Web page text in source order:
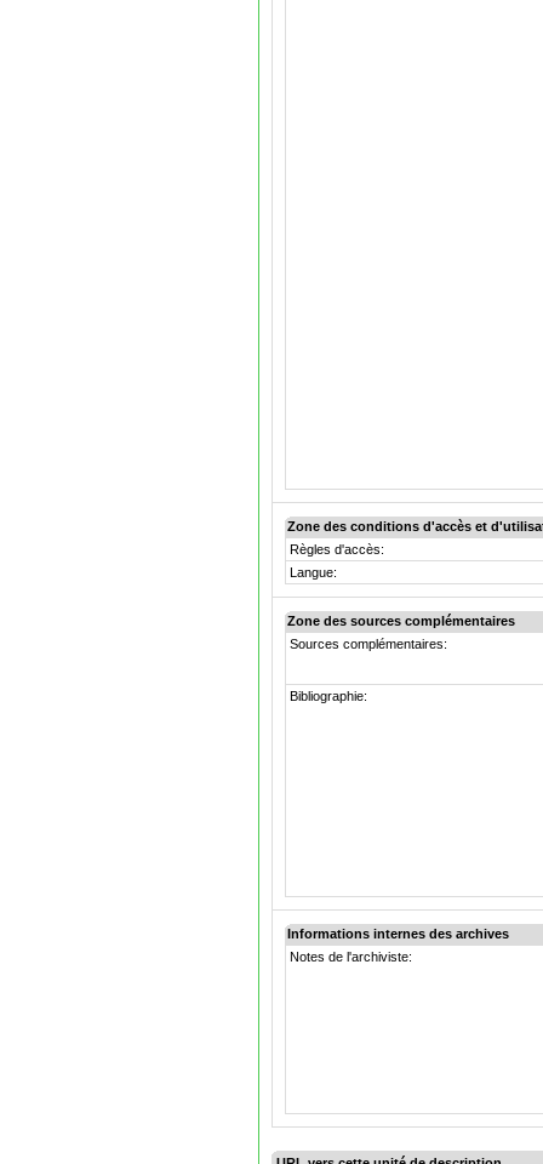
Zone des conditions d'accès et
Règles d'accès:
Langue:
Zone des sources complémentaires
Sources complémentaires:
Bibliographie:
Informations internes des archives
Notes de l'archiviste: